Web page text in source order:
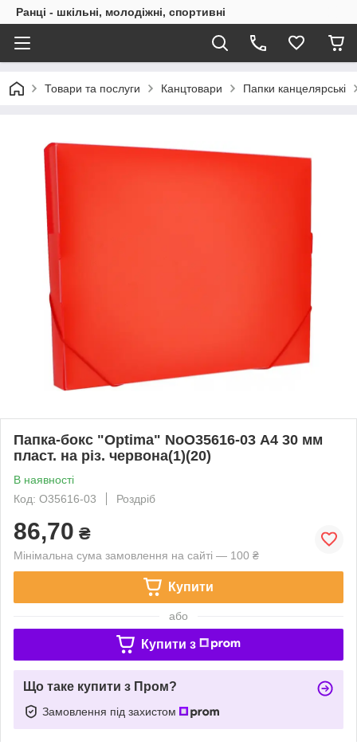
Ранці - шкільні, молодіжні, спортивні
Товари та послуги Канцтовари Папки канцелярські
Папка-бокс "Optima" NoO35616-03 А4 30 мм
пласт. на різ. червона(1)(20)
В наявності
Код: O35616-03
Роздріб
86,70 ₴
Мінімальна сума замовлення на сайті — 100 ₴
Купити
або
Купити з
Що таке купити з Пром?
Замовлення під захистом